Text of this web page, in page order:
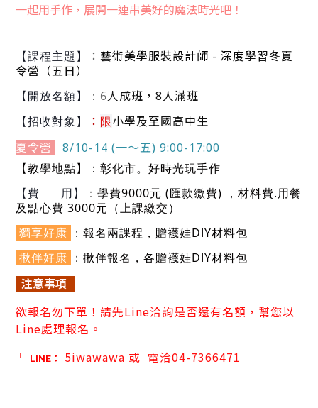
一起用手作，展開一連串美好的魔法時光吧！
【課程主題】 ： 藝術美學服裝設計師 - 深度學習冬夏
令營（五日）
【開放名額】 ：6人成班，8人滿班
【招收對象】 ： 限小學及至國高中生
夏令營 8/10-14 (一～五) 9:00-17:00
【教學地點】 ：彰化市。好時光玩手作
【費 用】 ： 學費9000元 (匯款繳費) ， 材料費.用餐
及點心費 3000元（上課繳交）
獨享好康 ： 報名兩課程， 贈襪娃DIY材料包
揪伴好康 ： 揪伴報名，各贈襪娃DIY材料包
注意事項
欲報名勿下單！請先Line洽詢是否還有名額，幫您以
Line處理報名。
└ LINE： 5iwawawa 或 電洽04-7366471